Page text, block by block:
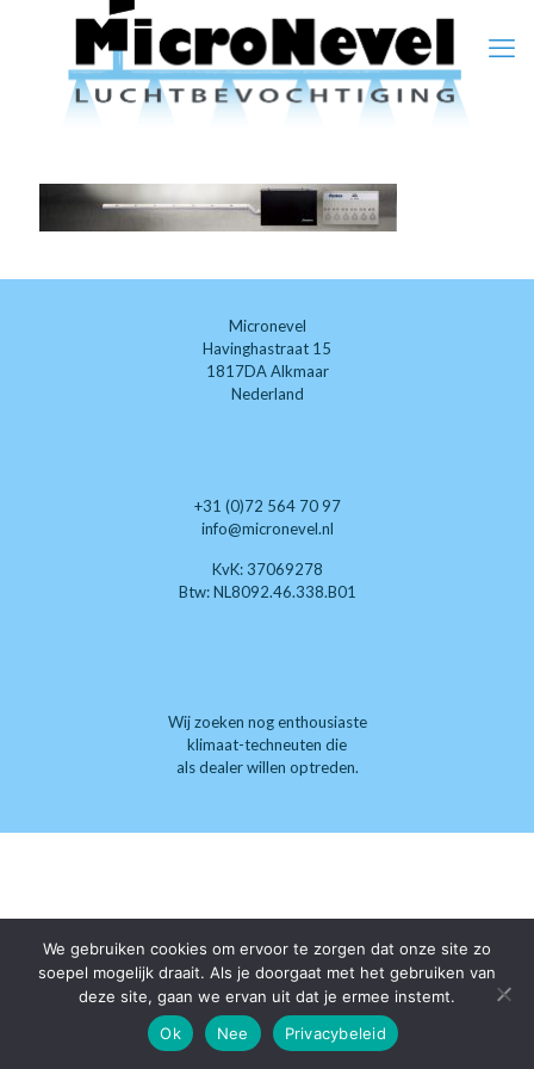
Micronevel
Havinghastraat 15
1817DA Alkmaar
Nederland
+31 (0)72 564 70 97
info@micronevel.nl
KvK: 37069278
Btw: NL8092.46.338.B01
Wij zoeken nog enthousiaste
klimaat-techneuten die
als dealer willen optreden.
We gebruiken cookies om ervoor te zorgen dat onze site zo
soepel mogelijk draait. Als je doorgaat met het gebruiken van
deze site, gaan we ervan uit dat je ermee instemt.
Ok
Nee Privacybeleid